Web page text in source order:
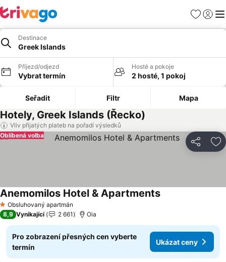
Oblíbené
Destinace
Greek Islands
Příjezd/odjezd
Vybrat termín
Hosté a pokoje
2 hosté, 1 pokoj
Seřadit Filtr Mapa
Hotely, Greek Islands (Řecko)
Vliv přijatých plateb na pořadí výsledků
Sdílet
Oblíbená volba
1 Počet hvězdiček
Obsluhovaný apartmán
Anemomilos Hotel & ApartmentsUkázat ceny
8,9 Vynikající 2 661 Oia
Pro zobrazení přesných cen vyberte
termín
Ukázat ceny